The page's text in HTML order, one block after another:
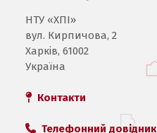
НТУ «ХПI»
вул. Кирпичова, 2
Харків, 61002
Україна
Контакти
Телефонний довідник